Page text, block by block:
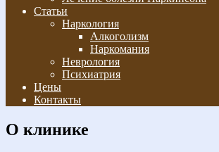
Статьи
Наркология
Алкоголизм
Наркомания
Неврология
Психиатрия
Цены
Контакты
О клинике